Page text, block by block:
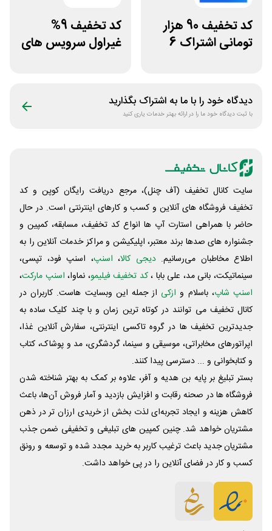
کد تخفیف 90 هزار
تومانی اشتراک 6
کد تخفیف 9%
غیراول سرویس های
دیدگاه خود را با ما به اشتراک بگذارید
با ثبت دیدگاه خود ما را در ارائه بهتر خدمات یاری کنید
سایت کانال تخفیف (آف چنل)، مرجع دریافت رایگان کوپن و کد
تخفیف فروشگاه های آنلاین و کسب و‌ کارهای اینترنتی است. در حال
حاضر با همراهی استارت آپ ها انواع کد تخفیف، مسابقه، کمپین و
جشنواره های صدها برند معتبر، اپلیکیشن و مراکز خدمات آنلاین را به
اطلاع مخاطبان می‌رسانیم. دیجی کالا، اسنپ، اسنپ فود، تپسی،
سینماتیکت، بانی مد، علی‌ بابا ،کد تخفیف فیلیمو، نماوا، اسنپ مارکت،
اسنپ شاپ، باسلام و ازکی از جمله این وبسایت ‌هاست. کاربران در
کانال تخفیف می توانند در کوتاه ترین زمان و با چند کلیک ساده به
جدیدترین تخفیف ها در گروه تاکسی اینترنتی، سفارش آنلاین غذا،
اپراتورهای مخابراتی، موسیقی و سینما، گردشگری، مد و پوشاک، کتاب
و کتابخوانی و ... دسترسی پیدا کنند.
بستر تبلیغ بر پایه بن هدیه و آفر، علاوه بر کمک به بهتر شناخته شدن
فروشگاه ها در صحنه رقابت و افزایش بازدید و آمار فروش آن‌ها، باعث
کاهش هزینه و ایجاد تجربه‌ای لذت بخش از خریدی ارزان تر در ذهن
مشتریان خواهد شد. چنین کمپین های تبلیغی و تخفیفی ضمن جذب
مشتریان جدید باعث ترغیب کاربر به خرید مجدد شده و توسعه و رونق
کسب و کار در فضای آنلاین را در پی خواهد داشت.